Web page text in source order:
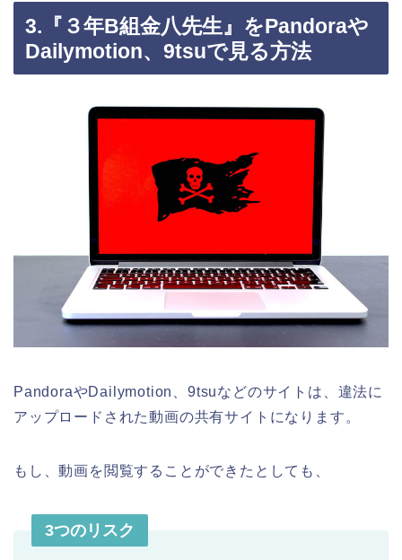
3.『３年B組金八先生』をPandoraや
Dailymotion、9tsuで見る方法
PandoraやDailymotion、9tsuなどのサイトは、違法に
アップロードされた動画の共有サイトになります。
もし、動画を閲覧することができたとしても、
3つのリスク